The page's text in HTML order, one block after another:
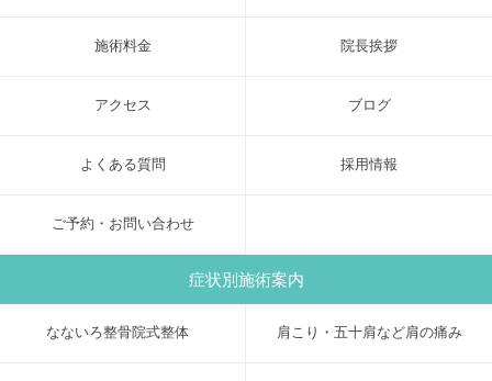
施術料金 院長挨拶
アクセス ブログ
よくある質問 採用情報
ご予約・お問い合わせ
症状別施術案内
なないろ整骨院式整体 肩こり・五十肩など肩の痛み